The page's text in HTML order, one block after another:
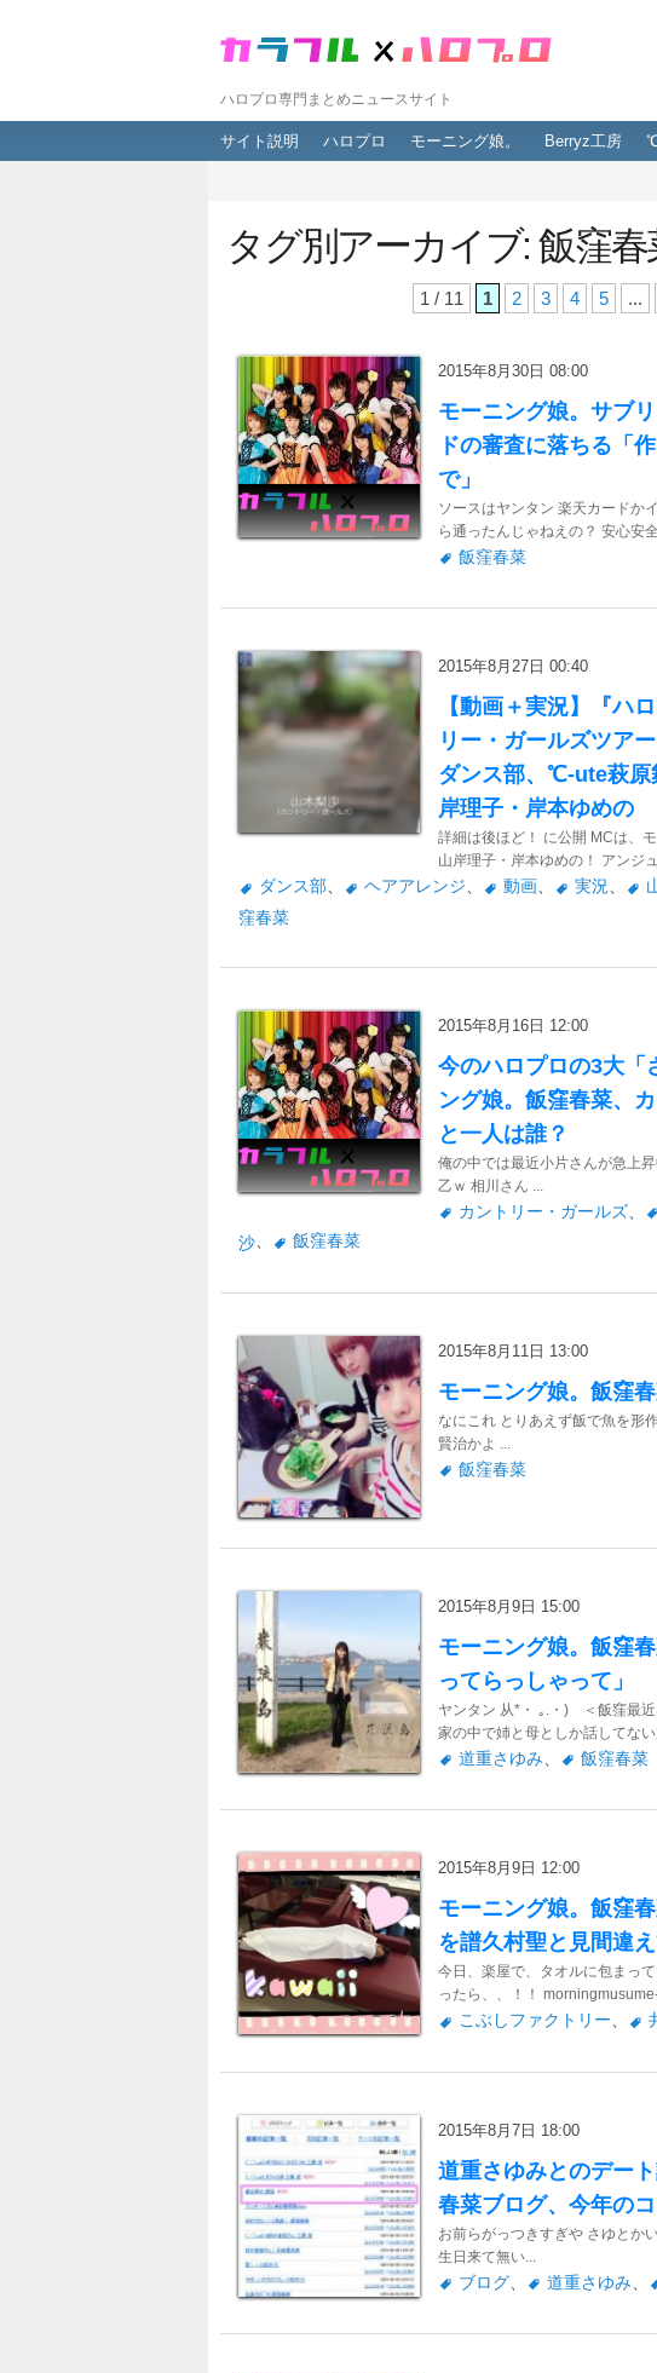
ハロプロ専門まとめニュースサイト
サイト説明 ハロプロ モーニング娘。 Berryz工房
タグ別アーカイブ: 飯窪春
1 / 11 1 2 3 4 5 ...
2015年8月30日 08:00
モーニング娘。サブ
ドの審査に落ちる「
で」
ソースはヤンタン 楽天カードか
ら通ったんじゃねえの？ 安心安全
飯窪春菜
2015年8月27日 00:40
【動画＋実況】『ハ
リー・ガールズツア
ダンス部、℃-ute萩原
岸理子・岸本ゆめの
詳細は後ほど！ に公開 MCは、
山岸理子・岸本ゆめの！ アンジ
ダンス部、 ヘアアレンジ、 動画、 実況、
窪春菜
2015年8月16日 12:00
今のハロプロの3大「
ング娘。飯窪春菜、
と一人は誰？
俺の中では最近小片さんが急上
乙ｗ 相川さん ...
カントリー・ガールズ
沙、 飯窪春菜
2015年8月11日 13:00
モーニング娘。飯窪
なにこれ とりあえず飯で魚を形
賢治かよ ...
飯窪春菜
2015年8月9日 15:00
モーニング娘。飯窪
ってらっしゃって」
ヤンタン 从*・ ｡.・) ＜飯窪最
家の中で姉と母としか話してない
道重さゆみ 飯窪春菜
2015年8月9日 12:00
モーニング娘。飯窪
を譜久村聖と見間違
今日、楽屋で、タオルに包まっ
ったら、、！！
こぶしファクトリー、
2015年8月7日 18:00
道重さゆみとのデー
春菜ブログ、今年の
お前らがっつきすぎや さゆとか
生日来て無い...
ブログ 道重さゆみ